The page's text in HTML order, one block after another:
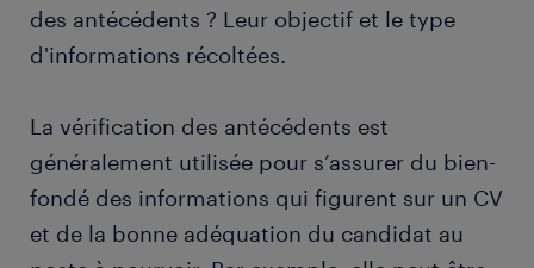
des antécédents ? Leur objectif et le type
d'informations récoltées.
La vérification des antécédents est
généralement utilisée pour s’assurer du bien-
fondé des informations qui figurent sur un CV
et de la bonne adéquation du candidat au